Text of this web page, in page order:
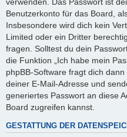
Benutzerkonto für das Board,
Insbesondere wird dich kein
Limited oder ein Dritter
fragen. Solltest du dein
die Funktion „Ich habe mein
phpBB-Software fragt dich
deiner E-Mail-Adresse und
generiertes Passwort an diese
Board zugreifen kannst.
GESTATTUNG DER